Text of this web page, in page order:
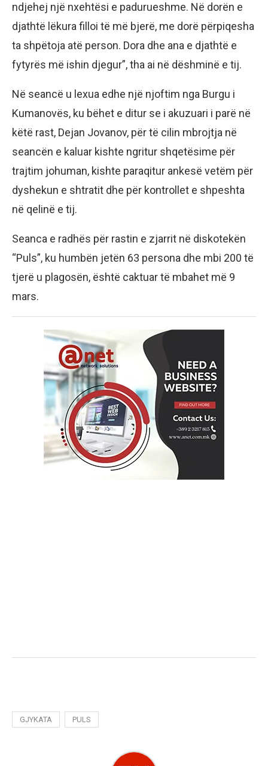
ndjehej një nxehtësi e padurueshme. Në dorën e
djathtë lëkura filloi të më bjerë, me dorë përpiqesha
ta shpëtoja atë person. Dora dhe ana e djathtë e
fytyrës më ishin djegur”, tha ai në dëshminë e tij.
Në seancë u lexua edhe një njoftim nga Burgu i
Kumanovës, ku bëhet e ditur se i akuzuari i parë në
këtë rast, Dejan Jovanov, për të cilin mbrojtja në
seancën e kaluar kishte ngritur shqetësime për
trajtim johuman, kishte paraqitur ankesë vetëm për
dyshekun e shtratit dhe për kontrollet e shpeshta
në qelinë e tij.
Seanca e radhës për rastin e zjarrit në diskotekën
“Puls”, ku humbën jetën 63 persona dhe mbi 200 të
tjerë u plagosën, është caktuar të mbahet më 9
mars.
GJYKATA PULS